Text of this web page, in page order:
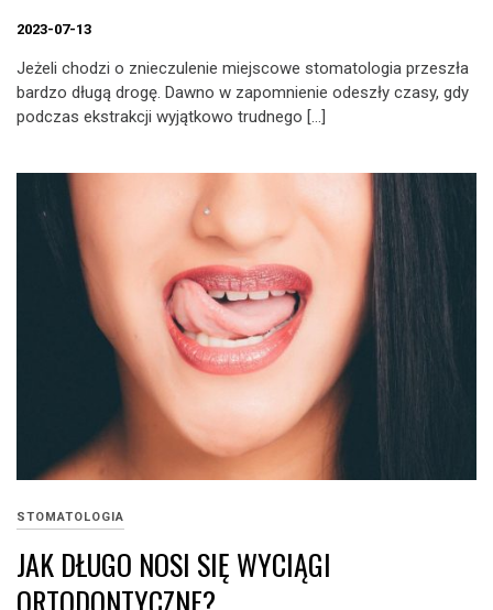
2023-07-13
Jeżeli chodzi o znieczulenie miejscowe stomatologia przeszła
bardzo długą drogę. Dawno w zapomnienie odeszły czasy, gdy
podczas ekstrakcji wyjątkowo trudnego […]
STOMATOLOGIA
JAK DŁUGO NOSI SIĘ WYCIĄGI